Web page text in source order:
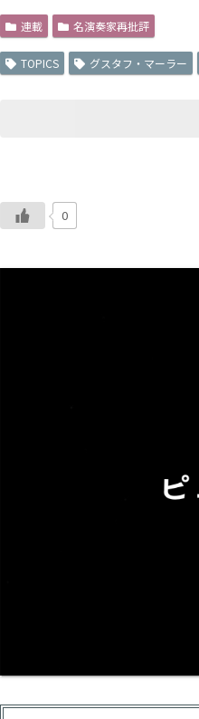
連載 名演奏家再批評
TOPICS グスタフ・マーラー
0